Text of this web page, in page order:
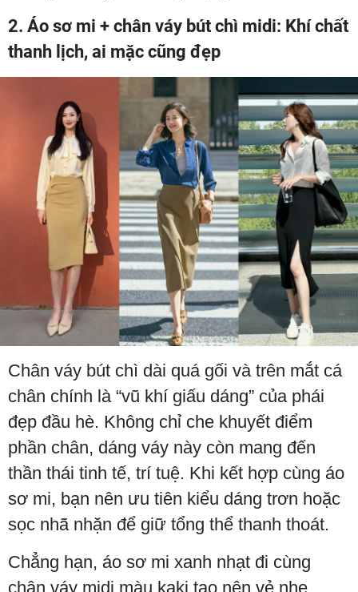
2. Áo sơ mi + chân váy bút chì midi: Khí chất
thanh lịch, ai mặc cũng đẹp
Chân váy bút chì dài quá gối và trên mắt cá
chân chính là “vũ khí giấu dáng” của phái
đẹp đầu hè. Không chỉ che khuyết điểm
phần chân, dáng váy này còn mang đến
thần thái tinh tế, trí tuệ. Khi kết hợp cùng áo
sơ mi, bạn nên ưu tiên kiểu dáng trơn hoặc
sọc nhã nhặn để giữ tổng thể thanh thoát.
Chẳng hạn, áo sơ mi xanh nhạt đi cùng
chân váy midi màu kaki tạo nên vẻ nhẹ